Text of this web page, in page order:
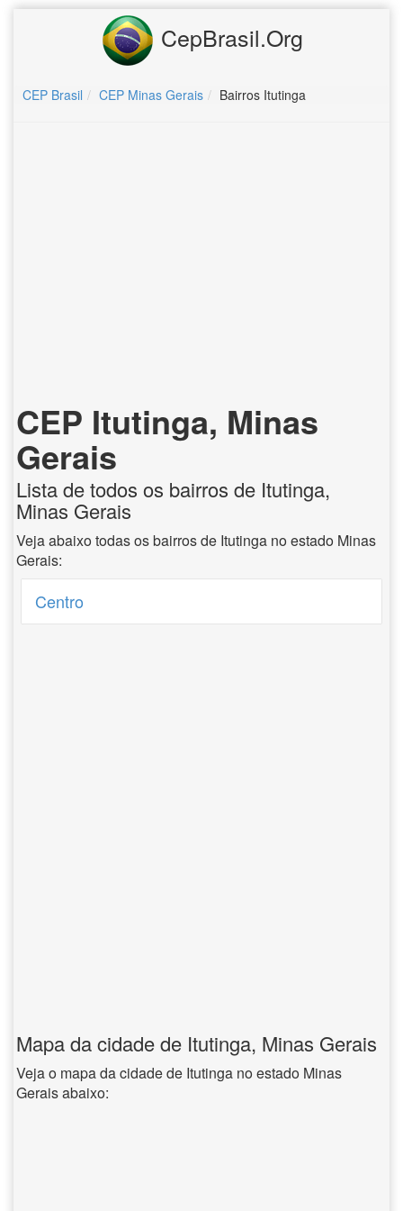
CepBrasil.Org
CEP Brasil CEP Minas Gerais Bairros Itutinga
CEP Itutinga, Minas
Gerais
Lista de todos os bairros de Itutinga,
Minas Gerais
Veja abaixo todas os bairros de Itutinga no estado Minas
Gerais:
Centro
Mapa da cidade de Itutinga, Minas Gerais
Veja o mapa da cidade de Itutinga no estado Minas
Gerais abaixo: